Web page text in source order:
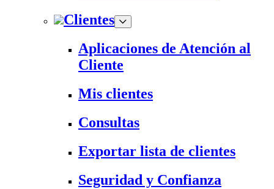
Clientes
Aplicaciones de Atención al
Cliente
Mis clientes
Consultas
Exportar lista de clientes
Seguridad y Confianza